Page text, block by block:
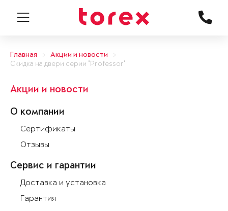
Главная
Акции и новости
Скидка на двери серии "Professor"
Акции и новости
О компании
Сертификаты
Отзывы
Сервис и гарантии
Доставка и установка
Гарантия